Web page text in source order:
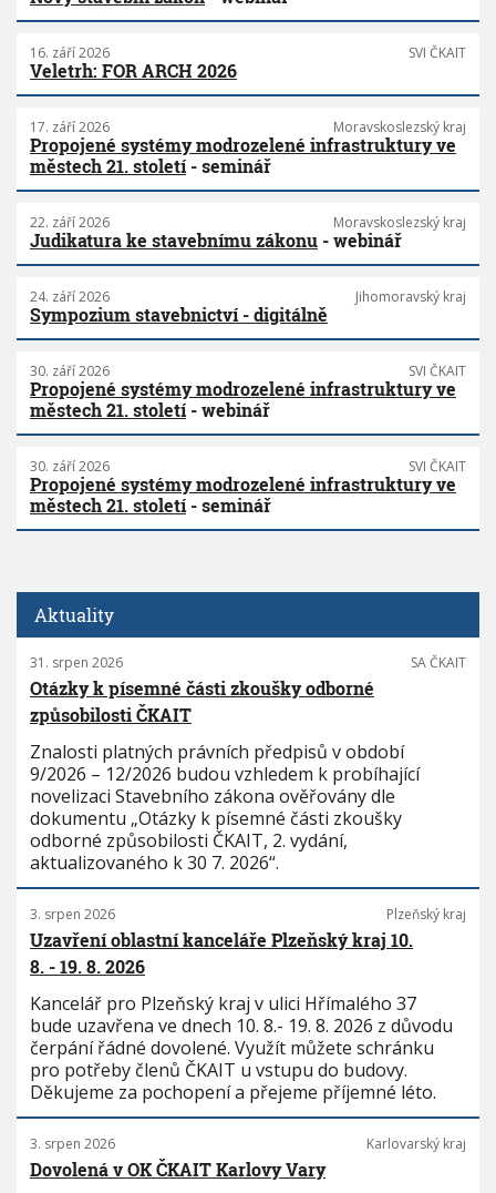
16. září 2026 SVI ČKAIT
Veletrh: FOR ARCH 2026
17. září 2026 Moravskoslezský kraj
Propojené systémy modrozelené infrastruktury ve
městech 21. století- seminář
22. září 2026 Moravskoslezský kraj
Judikatura ke stavebnímu zákonu - webinář
24. září 2026 Jihomoravský kraj
Sympozium stavebnictví - digitálně
30. září 2026 SVI ČKAIT
Propojené systémy modrozelené infrastruktury ve
městech 21. století- webinář
30. září 2026 SVI ČKAIT
Propojené systémy modrozelené infrastruktury ve
městech 21. století- seminář
Aktuality
31. srpen 2026 SA ČKAIT
Otázky k písemné části zkoušky odborné
způsobilosti ČKAIT
Znalosti platných právních předpisů v období
9/2026 – 12/2026 budou vzhledem k probíhající
novelizaci Stavebního zákona ověřovány dle
dokumentu „Otázky k písemné části zkoušky
odborné způsobilosti ČKAIT, 2. vydání,
aktualizovaného k 30 7. 2026“.
3. srpen 2026 Plzeňský kraj
Uzavření oblastní kanceláře Plzeňský kraj 10.
8. - 19. 8. 2026
Kancelář pro Plzeňský kraj v ulici Hřímalého 37
bude uzavřena ve dnech 10. 8.- 19. 8. 2026 z důvodu
čerpání řádné dovolené. Využít můžete schránku
pro potřeby členů ČKAIT u vstupu do budovy.
Děkujeme za pochopení a přejeme příjemné léto.
3. srpen 2026 Karlovarský kraj
Dovolená v OK ČKAIT Karlovy Vary